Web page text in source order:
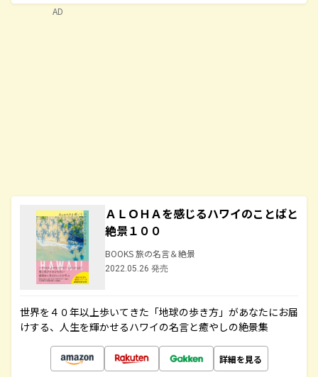
ＡＬＯＨＡを感じるハワイのことばと
絶景１００
BOOKS 旅の名言＆絶景
2022.05.26 発売
世界を４０年以上歩いてきた「地球の歩き方」があなたにお届
けする、人生を輝かせるハワイの名言と癒やしの絶景集
詳細を見る
AD